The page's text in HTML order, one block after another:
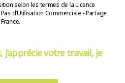
selon les termes de la Licence
d’Utilisation Commerciale - Partage
j’apprécie votre travail, je